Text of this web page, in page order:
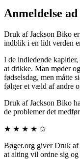
Anmeldelse
Druk af Jackson Biko
indblik i en lidt verden
I de indledende
at drikke. Man møder
fødselsdag, men måtte
følger et væld af andre
Druk af Jackson Biko
de problemer det
★ ★ ★ ★ ✩
Bøger.org giver Druk
at alting vil ordne sig og